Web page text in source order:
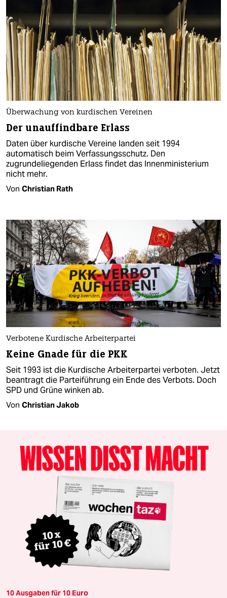
Überwachung von kurdischen Vereinen
Der unauffindbare Erlass
Daten über kurdische Vereine landen seit 1994
automatisch beim Verfassungsschutz. Den
zugrundeliegenden Erlass findet das Innenministerium
nicht mehr.
Von Christian Rath
Verbotene Kurdische Arbeiterpartei
Keine Gnade für die PKK
Seit 1993 ist die Kurdische Arbeiterpartei verboten. Jetzt
beantragt die Parteiführung ein Ende des Verbots. Doch
SPD und Grüne winken ab.
Von Christian Jakob
10 Ausgaben für 10 Euro